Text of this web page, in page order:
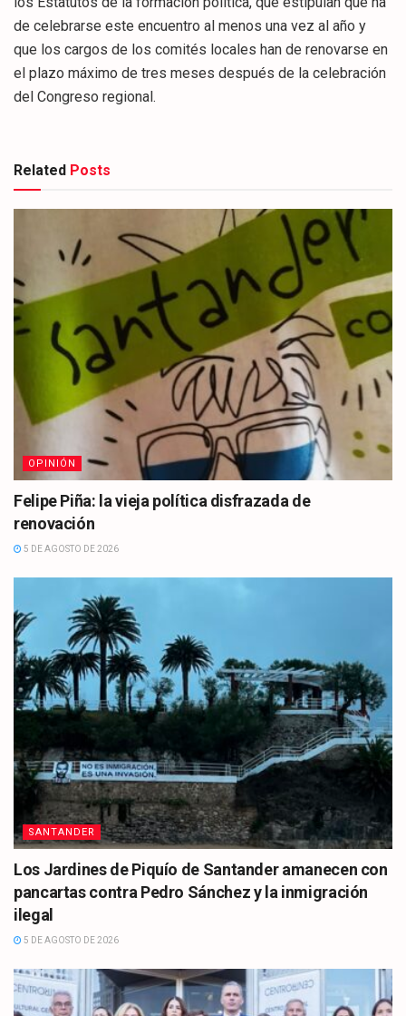
de celebrarse este encuentro al menos una vez al año y
que los cargos de los comités locales han de renovarse en
el plazo máximo de tres meses después de la celebración
del Congreso regional.
Related Posts
OPINIÓN
Felipe Piña: la vieja política disfrazada de
renovación
5 DE AGOSTO DE 2026
SANTANDER
Los Jardines de Piquío de Santander amanecen con
pancartas contra Pedro Sánchez y la inmigración
ilegal
5 DE AGOSTO DE 2026